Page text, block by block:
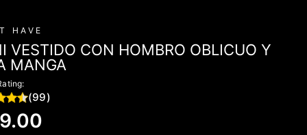
HAVE
VESTIDO CON HOMBRO OBLICUO Y
MANGA
(99)